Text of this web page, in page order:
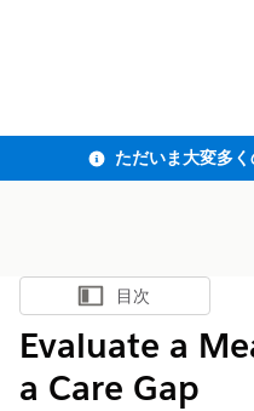
目次を表示
目次
Evaluate a
a Care Gap